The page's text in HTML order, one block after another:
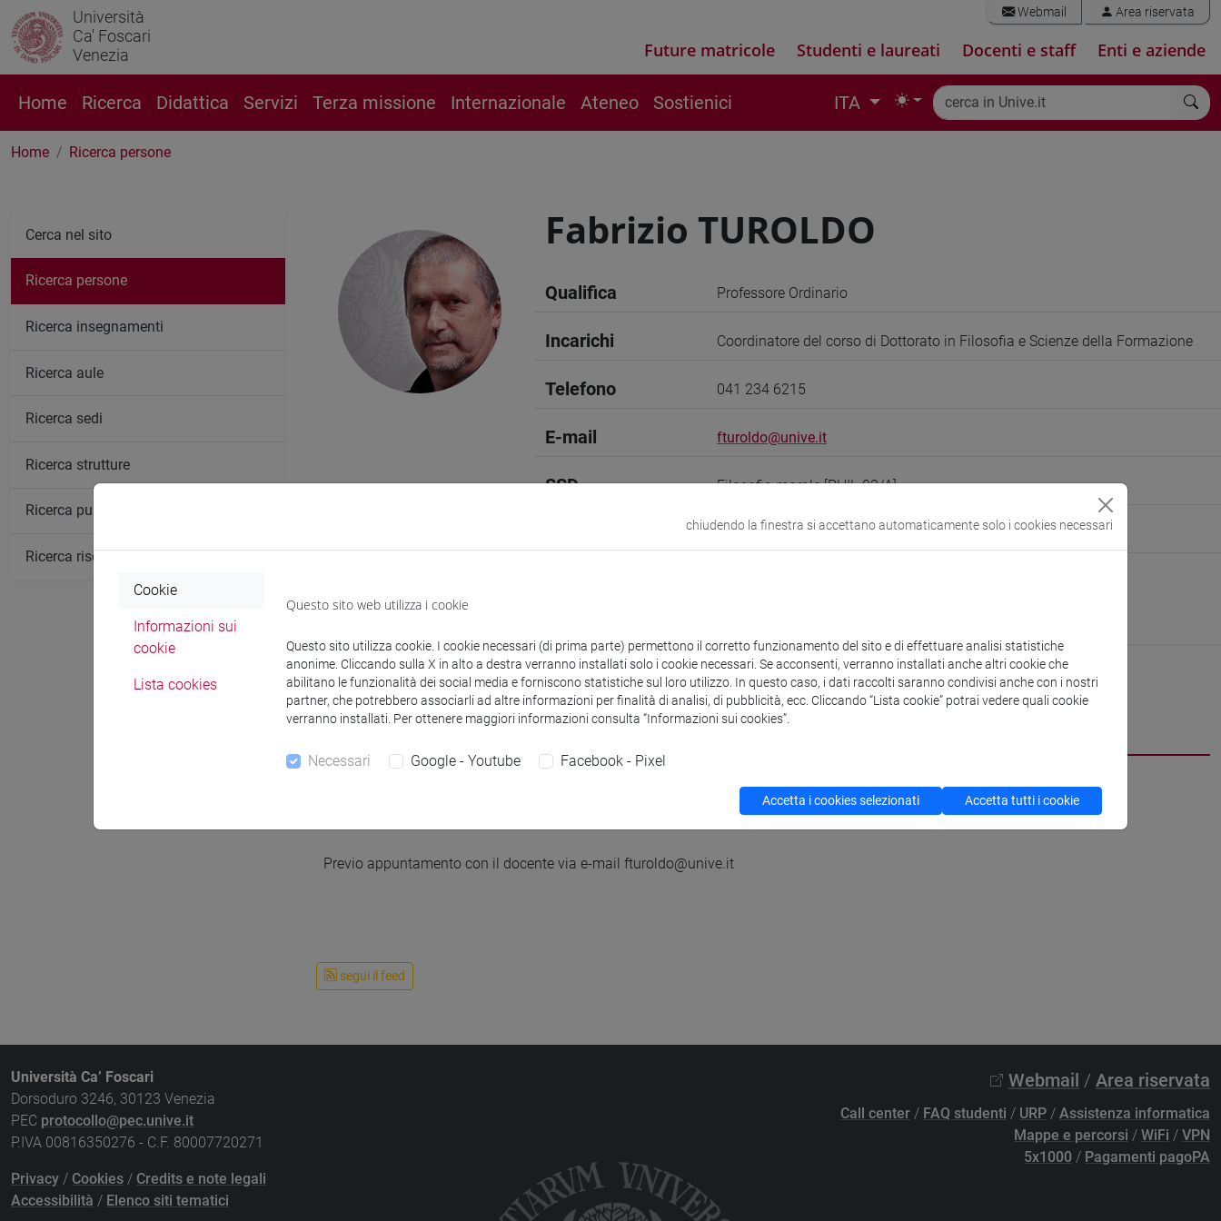
Università
Ca' Foscari
Venezia
Webmail Area riservata
Future matricole Studenti e laureati Docenti e staff Enti e aziende
Home Ricerca Didattica Servizi Terza missione Internazionale Ateneo Sostienici ITA
Home Ricerca persone
Fabrizio TUROLDO
Qualifica Professore Ordinario
Incarichi Coordinatore del corso di Dottorato in Filosofia e Scienze della Formazione
Telefono 041 234 6215
E-mail fturoldo@unive.it
SSD Filosofia morale [PHIL-03/A]
www.unive.it/persone/fturoldo(scheda personale)
Comunicazioni Didattica Ricerca Pubblicazioni
Previo appuntamento con il docente via e-mail fturoldo@unive.it
segui il feed
Cerca nel sito
Ricerca persone
Ricerca insegnamenti
Ricerca aule
Ricerca sedi
Ricerca strutture
Ricerca pubblicazioni
Ricerca risorse bibliografiche
Università Ca’ Foscari
Dorsoduro 3246, 30123 Venezia
PEC protocollo@pec.unive.it
P.IVA 00816350276 - C.F. 80007720271
Privacy / Cookies / Credits e note legali
Accessibilità / Elenco siti tematici
Webmail / Area riservata
Call center / FAQ studenti / URP / Assistenza informatica
Mappe e percorsi / WiFi / VPN
5x1000 / Pagamenti pagoPA
chiudendo la finestra si accettano automaticamente solo i cookies necessari
Cookie
Informazioni sui
cookie
Lista cookies
Questo sito web utilizza i cookie
Questo sito utilizza cookie. I cookie necessari (di prima parte) permettono il corretto funzionamento del sito e di effettuare analisi statistiche
anonime. Cliccando sulla X in alto a destra verranno installati solo i cookie necessari. Se acconsenti, verranno installati anche altri cookie che
abilitano le funzionalità dei social media e forniscono statistiche sul loro utilizzo. In questo caso, i dati raccolti saranno condivisi anche con i nostri
partner, che potrebbero associarli ad altre informazioni per finalità di analisi, di pubblicità, ecc. Cliccando “Lista cookie” potrai vedere quali cookie
verranno installati. Per ottenere maggiori informazioni consulta “Informazioni sui cookies”.
Necessari Google - Youtube Facebook - Pixel
Accetta i cookies selezionati Accetta tutti i cookie